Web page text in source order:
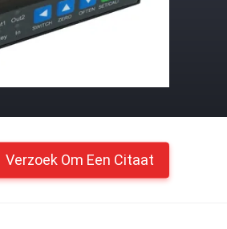
Verzoek Om Een Citaat